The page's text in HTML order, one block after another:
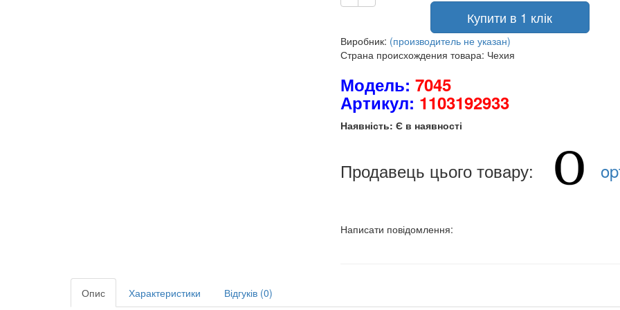
Купити в 1 клік
Виробник: (производитель не указан)
Страна происхождения товара: Чехия
Модель: 7045
Артикул: 1103192933
Наявність: Є в наявності
Продавець цього товару:
Написати повідомлення:
Опис Характеристики
Відгуків (0)